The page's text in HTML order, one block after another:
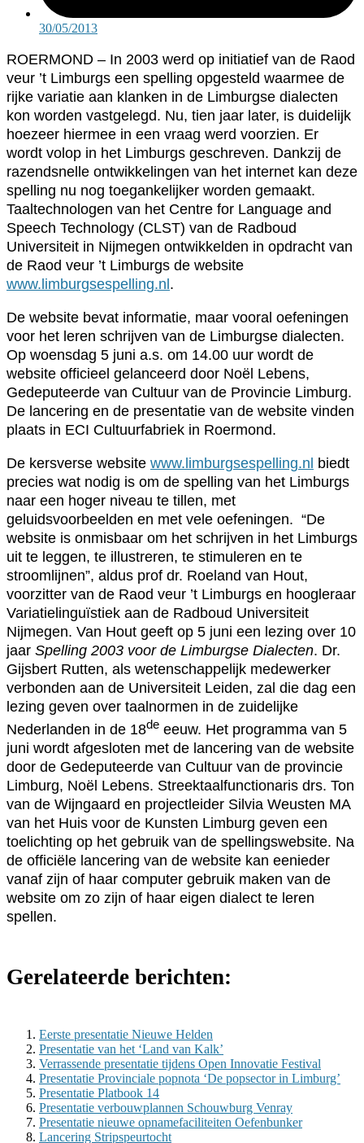
30/05/2013
ROERMOND – In 2003 werd op initiatief van de Raod
veur ’t Limburgs een spelling opgesteld waarmee de
rijke variatie aan klanken in de Limburgse dialecten
kon worden vastgelegd. Nu, tien jaar later, is duidelijk
hoezeer hiermee in een vraag werd voorzien. Er
wordt volop in het Limburgs geschreven. Dankzij de
razendsnelle ontwikkelingen van het internet kan deze
spelling nu nog toegankelijker worden gemaakt.
Taaltechnologen van het Centre for Language and
Speech Technology (CLST) van de Radboud
Universiteit in Nijmegen ontwikkelden in opdracht van
de Raod veur ’t Limburgs de website
www.limburgsespelling.nl.
De website bevat informatie, maar vooral oefeningen
voor het leren schrijven van de Limburgse dialecten.
Op woensdag 5 juni a.s. om 14.00 uur wordt de
website officieel gelanceerd door Noël Lebens,
Gedeputeerde van Cultuur van de Provincie Limburg.
De lancering en de presentatie van de website vinden
plaats in ECI Cultuurfabriek in Roermond.
De kersverse website www.limburgsespelling.nl biedt
precies wat nodig is om de spelling van het Limburgs
naar een hoger niveau te tillen, met
geluidsvoorbeelden en met vele oefeningen. “De
website is onmisbaar om het schrijven in het Limburgs
uit te leggen, te illustreren, te stimuleren en te
stroomlijnen”, aldus prof dr. Roeland van Hout,
voorzitter van de Raod veur ’t Limburgs en hoogleraar
Variatielinguïstiek aan de Radboud Universiteit
Nijmegen. Van Hout geeft op 5 juni een lezing over 10
jaar Spelling 2003 voor de Limburgse Dialecten. Dr.
Gijsbert Rutten, als wetenschappelijk medewerker
verbonden aan de Universiteit Leiden, zal die dag een
lezing geven over taalnormen in de zuidelijke
Nederlanden in de 18de eeuw. Het programma van 5
juni wordt afgesloten met de lancering van de website
door de Gedeputeerde van Cultuur van de provincie
Limburg, Noël Lebens. Streektaalfunctionaris drs. Ton
van de Wijngaard en projectleider Silvia Weusten MA
van het Huis voor de Kunsten Limburg geven een
toelichting op het gebruik van de spellingswebsite. Na
de officiële lancering van de website kan eenieder
vanaf zijn of haar computer gebruik maken van de
website om zo zijn of haar eigen dialect te leren
spellen.
Gerelateerde berichten:
Eerste presentatie Nieuwe Helden
Presentatie van het ‘Land van Kalk’
Verrassende presentatie tijdens Open Innovatie Festival
Presentatie Provinciale popnota ‘De popsector in Limburg’
Presentatie Platbook 14
Presentatie verbouwplannen Schouwburg Venray
Presentatie nieuwe opnamefaciliteiten Oefenbunker
Lancering Stripspeurtocht